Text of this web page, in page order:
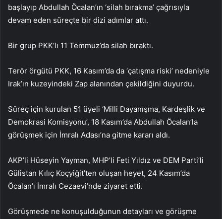
başlayıp Abdullah Öcalan’ın ‘silah bırakma’ çağrısıyla
devam eden süreçte bir dizi adımlar attı.
Bir grup PKK’lı 11 Temmuz’da silah bıraktı.
Terör örgütü PKK, 16 Kasım’da da ‘çatışma riski’ nedeniyle
Irak’ın kuzeyindeki Zap alanından çekildiğini duyurdu.
Süreç için kurulan 51 üyeli ‘Milli Dayanışma, Kardeşlik ve
Demokrasi Komisyonu’, 18 Kasım’da Abdullah Öcalan’la
görüşmek için İmralı Adası’na gitme kararı aldı.
AKP’li Hüseyin Yayman, MHP’li Feti Yıldız ve DEM Parti’li
Gülistan Kılıç Koçyiğit’ten oluşan heyet, 24 Kasım’da
Öcalan’ı İmralı Cezaevi’nde ziyaret etti.
Görüşmede ne konuşulduğunun detayları ve görüşme